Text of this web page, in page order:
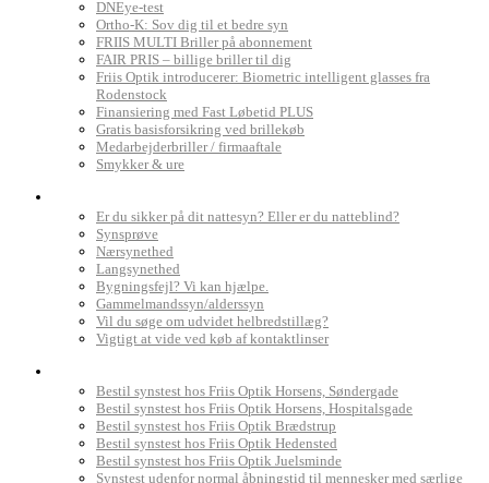
DNEye-test
Ortho-K: Sov dig til et bedre syn
FRIIS MULTI Briller på abonnement
FAIR PRIS – billige briller til dig
Friis Optik introducerer: Biometric intelligent glasses fra
Rodenstock
Finansiering med Fast Løbetid PLUS
Gratis basisforsikring ved brillekøb
Medarbejderbriller / firmaaftale
Smykker & ure
Er du sikker på dit nattesyn? Eller er du natteblind?
Synsprøve
Nærsynethed
Langsynethed
Bygningsfejl? Vi kan hjælpe.
Gammelmandssyn/alderssyn
Vil du søge om udvidet helbredstillæg?
Vigtigt at vide ved køb af kontaktlinser
Bestil synstest hos Friis Optik Horsens, Søndergade
Bestil synstest hos Friis Optik Horsens, Hospitalsgade
Bestil synstest hos Friis Optik Brædstrup
Bestil synstest hos Friis Optik Hedensted
Bestil synstest hos Friis Optik Juelsminde
Synstest udenfor normal åbningstid til mennesker med særlige